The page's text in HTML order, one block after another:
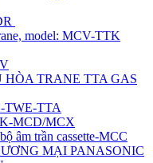
model: MCV-TTK
TRANE TTA GAS
TWE-TTA
MCD/MCX
âm trần cassette-MCC
MẠI PANASONIC